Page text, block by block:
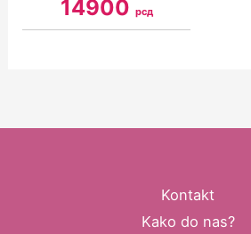
14900 рсд
Kontakt
Kako do nas?